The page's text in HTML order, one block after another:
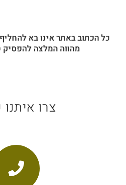
כל הכתוב באתר אינו בא
מהווה המלצה להפסיק
צרו